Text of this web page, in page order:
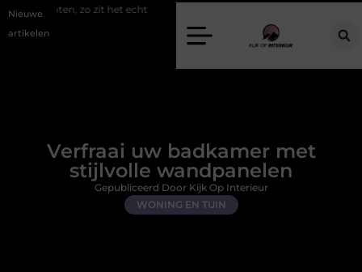
Nieuwe
artikelen
zit het echt Een energiezuinige hanglamp kopen in Gelderland
Verfraai uw badkamer met
stijlvolle wandpanelen
WONING EN TUIN
Gepubliceerd Door Kijk Op Interieur